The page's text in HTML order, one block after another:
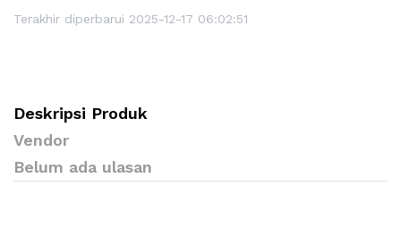
Terakhir diperbarui 2025-12-17 06:02:51
Deskripsi Produk
Vendor
Belum ada ulasan